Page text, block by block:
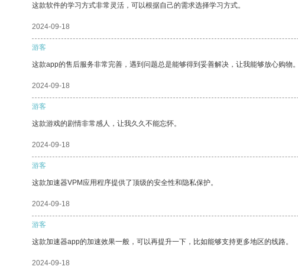
这款软件的学习方式非常灵活，可以根据自己的需求选择学习方式。
2024-09-18
游客
这款app的售后服务非常完善，遇到问题总是能够得到妥善解决，让我能够放心购物。
2024-09-18
游客
这款游戏的剧情非常感人，让我久久不能忘怀。
2024-09-18
游客
这款加速器VPM应用程序提供了顶级的安全性和隐私保护。
2024-09-18
游客
这款加速器app的加速效果一般，可以再提升一下，比如能够支持更多地区的线路。
2024-09-18